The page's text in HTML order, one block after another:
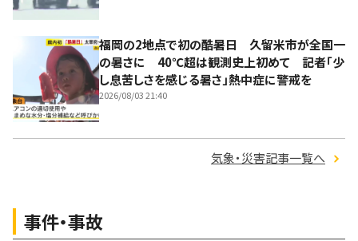
福岡の2地点で初の酷暑日 久留米市が全国一
の暑さに 40℃超は観測史上初めて 記者「少
し息苦しさを感じる暑さ」熱中症に警戒を
2026/08/03 21:40
気象・災害記事一覧へ
事件・事故